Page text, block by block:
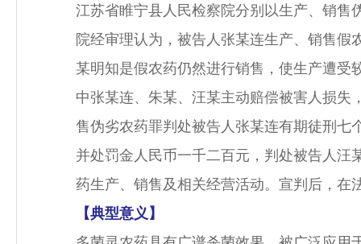
江苏省睢宁县人民检察院分别以生产、销售
院经审理认为，被告人张某连生产、销售
某明知是假农药仍然进行销售，使生产遭
中张某连、朱某、汪某主动赔偿被害人损
售伪劣农药罪判处被告人张某连有期徒刑七
并处罚金人民币一千二百元，判处被告人
药生产、销售及相关经营活动。宣判后，在
【典型意义】